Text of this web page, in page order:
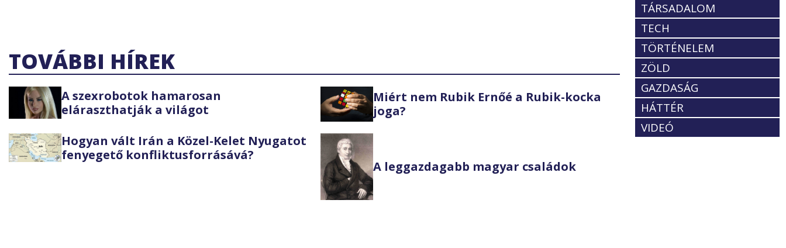
TOVÁBBI HÍREK
A szexrobotok hamarosan
eláraszthatják a világot
Miért nem Rubik Ernőé a Rubik-kocka
joga?
Hogyan vált Irán a Közel-Kelet Nyugatot
fenyegető konfliktusforrásává?
A leggazdagabb magyar családok
TÁRSADALOM
TECH
TÖRTÉNELEM
ZÖLD
GAZDASÁG
HÁTTÉR
VIDEÓ